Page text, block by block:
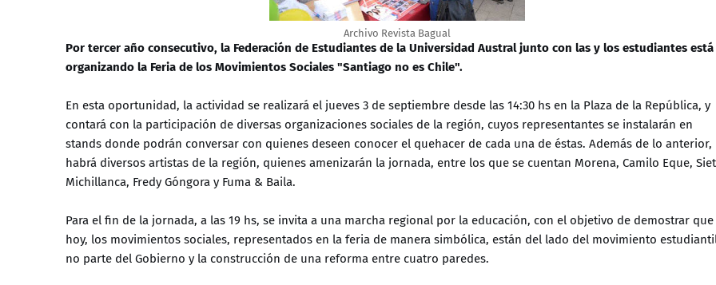
Archivo Revista Bagual
Por tercer año consecutivo, la Federación de Estudiantes de la Universidad Austral junto con las y los estudiantes está
organizando la Feria de los Movimientos Sociales "Santiago no es Chile".
En esta oportunidad, la actividad se realizará el jueves 3 de septiembre desde las 14:30 hs en la Plaza de la República, y
contará con la participación de diversas organizaciones sociales de la región, cuyos representantes se instalarán en
stands donde podrán conversar con quienes deseen conocer el quehacer de cada una de éstas. Además de lo anterior,
habrá diversos artistas de la región, quienes amenizarán la jornada, entre los que se cuentan Morena, Camilo Eque,
Michillanca, Fredy Góngora y Fuma & Baila.
Para el fin de la jornada, a las 19 hs, se invita a una marcha regional por la educación, con el objetivo de demostrar que
hoy, los movimientos sociales, representados en la feria de manera simbólica, están del lado del movimiento
no parte del Gobierno y la construcción de una reforma entre cuatro paredes.